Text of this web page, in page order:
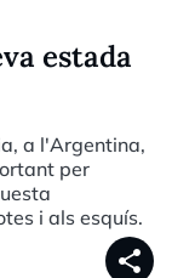
estada
a l'Argentina,
per
i als esquís.
share